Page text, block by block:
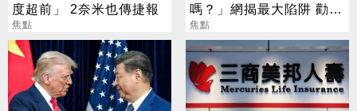
度超前」 2奈米也傳捷報
焦點
嗎？」網揭最大陷阱 勸調
節1類股
焦點